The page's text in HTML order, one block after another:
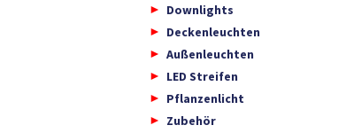
Downlights
Deckenleuchten
Außenleuchten
LED Streifen
Pflanzenlicht
Zubehör